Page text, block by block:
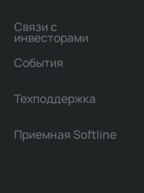
Связи с
инвесторами
События
Техподдержка
Приемная Softline